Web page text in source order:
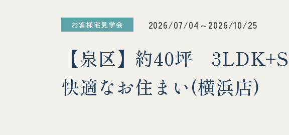
お客様宅見学会 2026/07/04～2026/10/25
【泉区】約40坪
快適なお住まい(横浜店)